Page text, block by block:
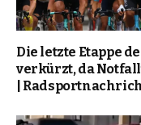
Die letzte Etappe
verkürzt, da
|